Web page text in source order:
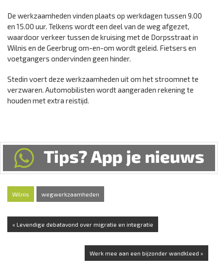
De werkzaamheden vinden plaats op werkdagen tussen 9.00
en 15.00 uur. Telkens wordt een deel van de weg afgezet,
waardoor verkeer tussen de kruising met de Dorpsstraat in
Wilnis en de Geerbrug om-en-om wordt geleid. Fietsers en
voetgangers ondervinden geen hinder.
Stedin voert deze werkzaamheden uit om het stroomnet te
verzwaren. Automobilisten wordt aangeraden rekening te
houden met extra reistijd.
Wilnis wegwerkzaamheden
« Levendige debatavond over migratie en integratie
Werk mee aan een bijzonder wandkleed »